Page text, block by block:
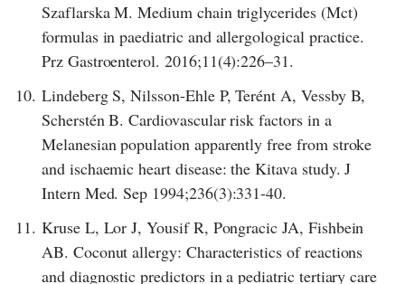
Szaflarska M. Medium chain triglycerides (Mct)
formulas in paediatric and allergological practice.
Prz Gastroenterol. 2016;11(4):226–31.
10. Lindeberg S, Nilsson-Ehle P, Terént A, Vessby B,
Scherstén B. Cardiovascular risk factors in a
Melanesian population apparently free from stroke
and ischaemic heart disease: the Kitava study. J
Intern Med. Sep 1994;236(3):331-40.
11. Kruse L, Lor J, Yousif R, Pongracic JA, Fishbein
AB. Coconut allergy: Characteristics of reactions
and diagnostic predictors in a pediatric tertiary care